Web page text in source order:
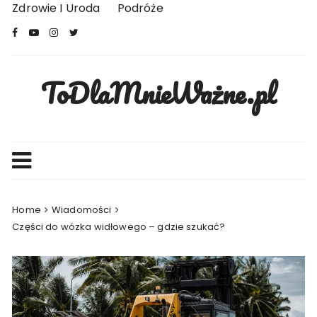
Skip
content
Zdrowie I Uroda Podróże
ToDlaMnieWażne.pl
Home
Wiadomości
Części do wózka widłowego – gdzie szukać?